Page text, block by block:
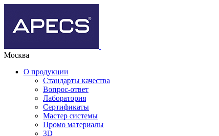
Москва
О продукции
Стандарты качества
Вопрос-ответ
Лаборатория
Сертификаты
Мастер системы
Промо материалы
3D